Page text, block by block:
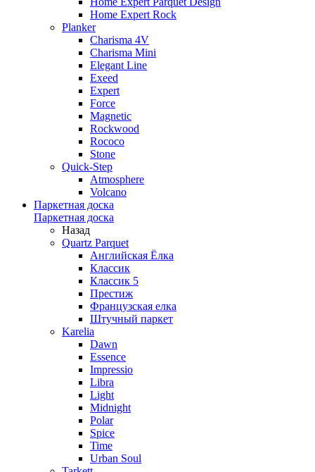
Home Expert Rock
Planker
Charisma 4V
Charisma Mini
Elegant Line
Exeed
Expert
Force
Magnetic
Rockwood
Rococo
Stone
Quick-Step
Atmosphere
Volcano
Паркетная доска
Паркетная доска
Назад
Quartz Parquet
Английская Ёлка
Классик
Классик 5
Престиж
Французская елка
Штучный паркет
Karelia
Dawn
Essence
Impressio
Libra
Light
Midnight
Polar
Spice
Time
Urban Soul